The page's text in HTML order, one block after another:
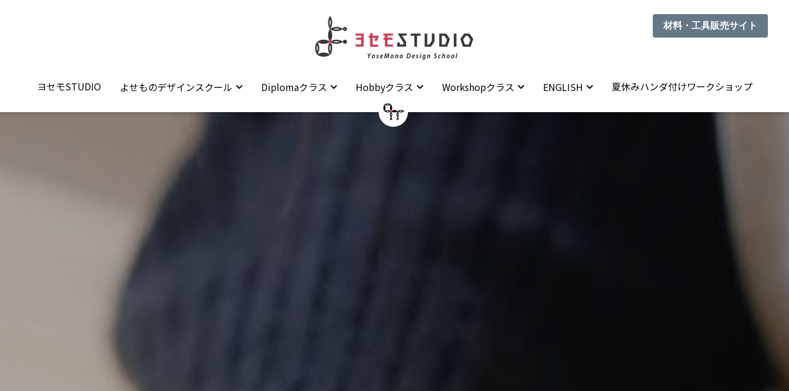
ヨセモSTUDIO よせものデザインスクール Diplomaクラス Hobbyクラス Workshopクラス ENGLISH 夏休みハンダ付けワークショップ
材料・工具販売サイト
ヨセモSTUDIO よせものデザインスクール Diplomaクラス Hobbyクラス Workshopクラス ENGLISH 夏休みハンダ付けワークショップ
材料・工具販売サイト